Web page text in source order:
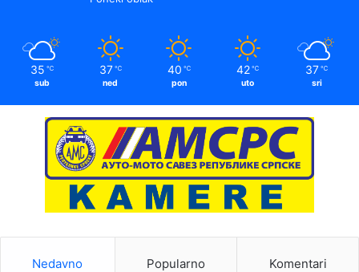
35 ℃
sub
37 ℃
ned
40 ℃
pon
42 ℃
uto
37 ℃
sri
Nedavno Popularno Komentari